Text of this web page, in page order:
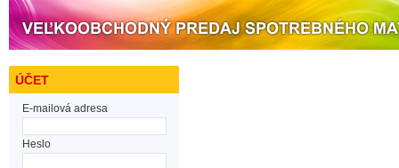
ÚČET
E-mailová adresa
Heslo